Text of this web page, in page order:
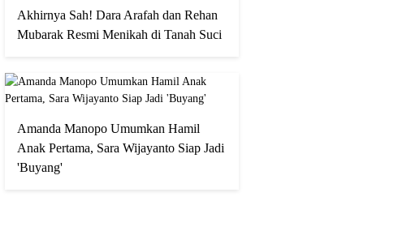
Akhirnya Sah! Dara Arafah dan Rehan
Mubarak Resmi Menikah di Tanah Suci
Amanda Manopo Umumkan Hamil
Anak Pertama, Sara Wijayanto Siap Jadi
'Buyang'